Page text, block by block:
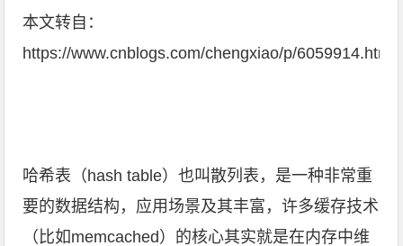
本文转自：
https://www.cnblogs.com/chengxiao/p/6059914.html
哈希表（hash table）也叫散列表，是一种非常重
要的数据结构，应用场景及其丰富，许多缓存技术
（比如memcached）的核心其实就是在内存中维